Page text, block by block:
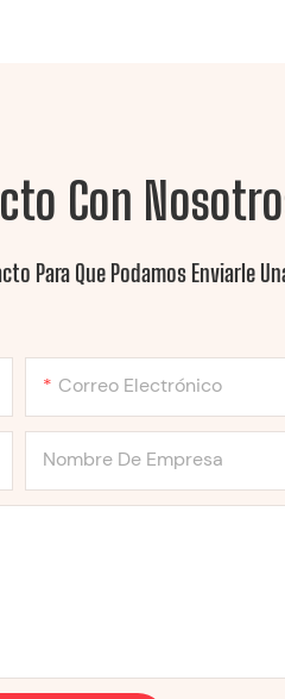
Con
Para Que Podamos Enviarle
Correo Electrónico
Nombre De Empresa